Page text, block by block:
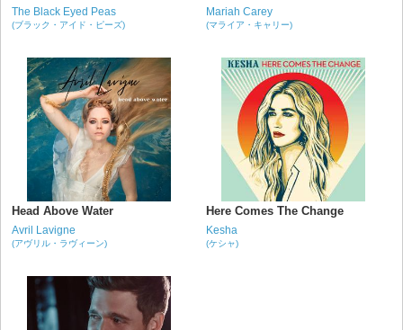
The Black Eyed Peas
(ブラック・アイド・ピーズ)
Mariah Carey
(マライア・キャリー)
Head Above Water
Avril Lavigne
(アヴリル・ラヴィーン)
Here Comes The Change
Kesha
(ケシャ)